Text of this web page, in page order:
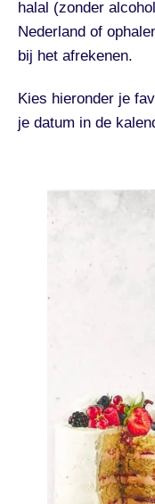
halal (zonder
Nederland of
bij het afrekenen.
Kies hieronder je
je datum in de